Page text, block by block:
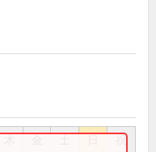
祝